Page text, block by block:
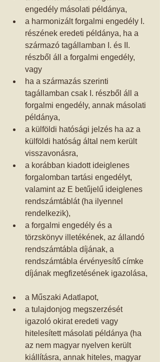
engedély másolati példánya,
a harmonizált forgalmi engedély I.
részének eredeti példánya, ha a
származó tagállamban I. és II.
részből áll a forgalmi engedély,
vagy
ha a származás szerinti
tagállamban csak I. részből áll a
forgalmi engedély, annak másolati
példánya,
a külföldi hatósági jelzés ha az a
külföldi hatóság által nem került
visszavonásra,
a korábban kiadott ideiglenes
forgalomban tartási engedélyt,
valamint az E betűjelű ideiglenes
rendszámtáblát (ha ilyennel
rendelkezik),
a forgalmi engedély és a
törzskönyv illetékének, az állandó
rendszámtábla díjának, a
rendszámtábla érvényesítő címke
díjának megfizetésének igazolása,
a Műszaki Adatlapot,
a tulajdonjog megszerzését
igazoló okirat eredeti vagy
hitelesített másolati példánya (ha
az nem magyar nyelven került
kiállításra, annak hiteles, magyar